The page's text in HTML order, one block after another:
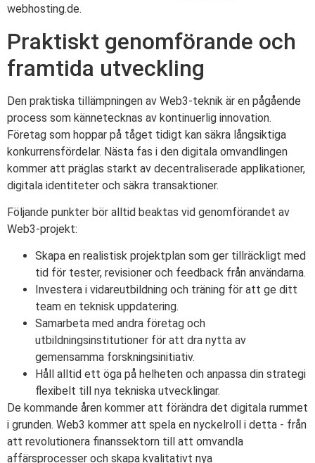
webhosting.de.
Praktiskt genomförande och
framtida utveckling
Den praktiska tillämpningen av Web3-teknik är en pågående
process som kännetecknas av kontinuerlig innovation.
Företag som hoppar på tåget tidigt kan säkra långsiktiga
konkurrensfördelar. Nästa fas i den digitala omvandlingen
kommer att präglas starkt av decentraliserade applikationer,
digitala identiteter och säkra transaktioner.
Följande punkter bör alltid beaktas vid genomförandet av
Web3-projekt:
Skapa en realistisk projektplan som ger tillräckligt med
tid för tester, revisioner och feedback från användarna.
Investera i vidareutbildning och träning för att ge ditt
team en teknisk uppdatering.
Samarbeta med andra företag och
utbildningsinstitutioner för att dra nytta av
gemensamma forskningsinitiativ.
Håll alltid ett öga på helheten och anpassa din strategi
flexibelt till nya tekniska utvecklingar.
De kommande åren kommer att förändra det digitala rummet
i grunden. Web3 kommer att spela en nyckelroll i detta - från
att revolutionera finanssektorn till att omvandla
affärsprocesser och skapa kvalitativt nya